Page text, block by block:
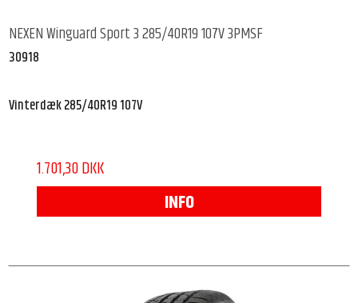
NEXEN Winguard Sport 3 285/40R19 107V 3PMSF
30918
Vinterdæk 285/40R19 107V
1.701,30 DKK
INFO